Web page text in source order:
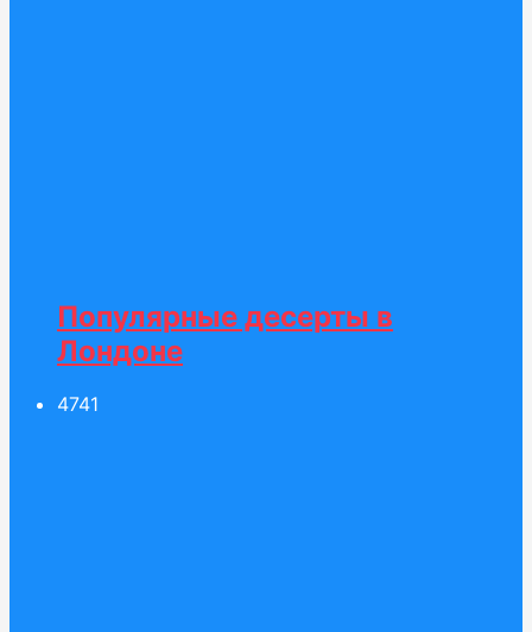
Популярные десерты в
Лондоне
4741